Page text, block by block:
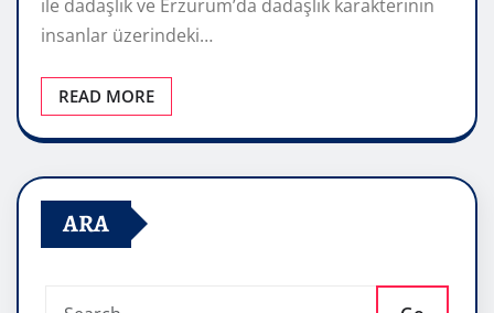
ile dadaşlık ve Erzurum’da dadaşlık karakterinin
insanlar üzerindeki…
READ MORE
ARA